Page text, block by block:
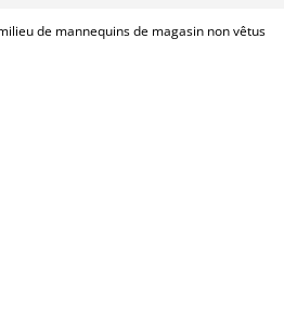
de mannequins de magasin non vêtus